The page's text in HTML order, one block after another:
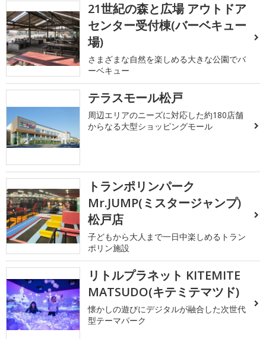
21世紀の森と広場 アウトドア
センター受付棟(バーベキュー
場)
さまざまな自然を楽しめる大きな公園でバ
ーベキュー
テラスモール松戸
周辺エリアのニーズに対応した約180店舗
からなる大型ショッピングモール
トランポリンパーク
Mr.JUMP(ミスタージャンプ)
松戸店
子どもから大人まで一日中楽しめるトラン
ポリン施設
リトルプラネット KITEMITE
MATSUDO(キテミテマツド)
懐かしの遊びにデジタルが融合した次世代
型テーマパーク